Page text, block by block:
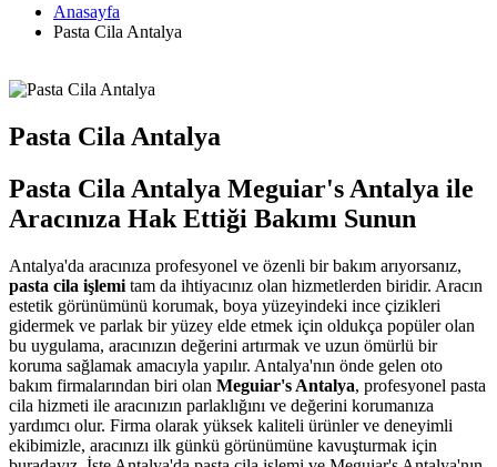
Anasayfa
Pasta Cila Antalya
Pasta Cila Antalya
Pasta Cila Antalya Meguiar's Antalya ile
Aracınıza Hak Ettiği Bakımı Sunun
Antalya'da aracınıza profesyonel ve özenli bir bakım arıyorsanız,
pasta cila işlemi tam da ihtiyacınız olan hizmetlerden biridir. Aracın
estetik görünümünü korumak, boya yüzeyindeki ince çizikleri
gidermek ve parlak bir yüzey elde etmek için oldukça popüler olan
bu uygulama, aracınızın değerini artırmak ve uzun ömürlü bir
koruma sağlamak amacıyla yapılır. Antalya'nın önde gelen oto
bakım firmalarından biri olan Meguiar's Antalya, profesyonel pasta
cila hizmeti ile aracınızın parlaklığını ve değerini korumanıza
yardımcı olur. Firma olarak yüksek kaliteli ürünler ve deneyimli
ekibimizle, aracınızı ilk günkü görünümüne kavuşturmak için